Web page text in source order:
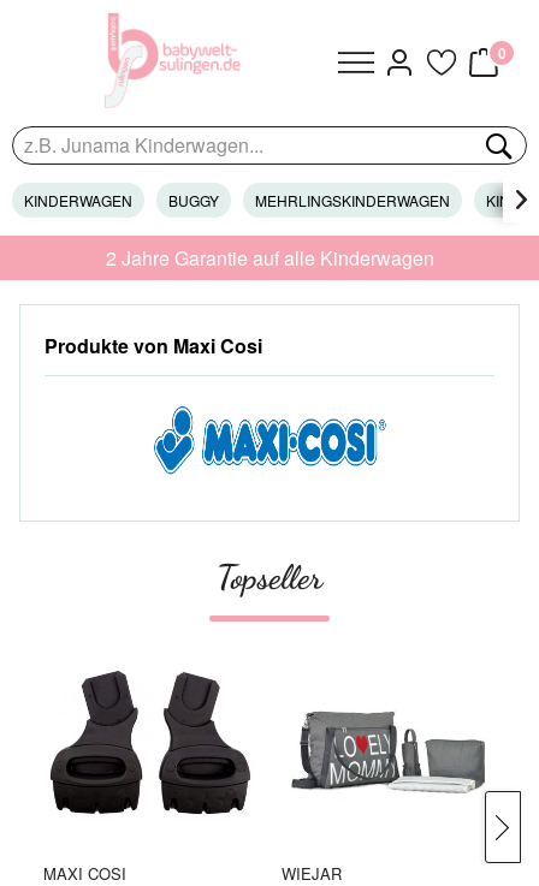
0
KINDERWAGEN BUGGY MEHRLINGSKINDERWAGEN 
2 Jahre Garantie auf alle Kinderwagen
Produkte von Maxi Cosi
Topseller
MAXI COSI WIEJAR